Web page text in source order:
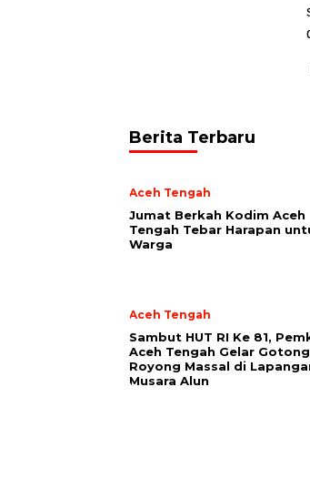
Berita Terbaru
Aceh Tengah
Jumat Berkah Kodim Aceh
Tengah Tebar Harapan
Warga
Aceh Tengah
Sambut HUT RI Ke 81,
Aceh Tengah Gelar Gotong
Royong Massal di
Musara Alun